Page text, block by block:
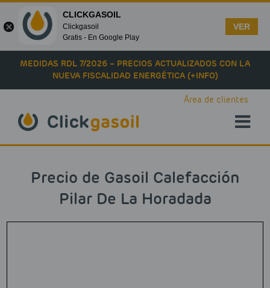
Skip to main content
MEDIDAS RDL 7/2026 – PRECIOS ACTUALIZADOS CON LA
NUEVA FISCALIDAD ENERGÉTICA (+INFO)
Área de clientes
Precio de Gasoil Calefacción
Pilar De La Horadada
CLICKGASOIL
Clickgasoil
Gratis - En Google Play
VER